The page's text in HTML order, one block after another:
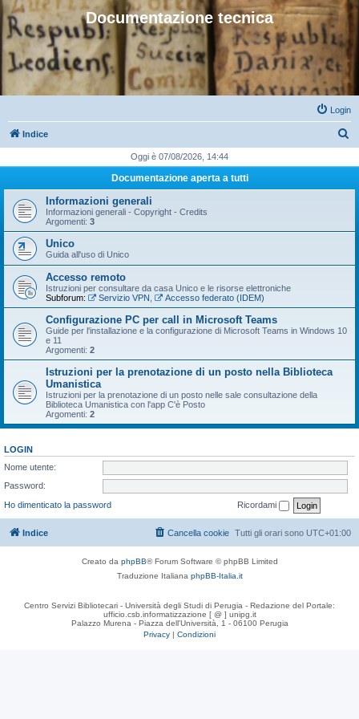
Documentazione tecnica
Login
Indice
c
Oggi è 07/08/2026, 14:44
Documentazione aperta a tutti
Informazioni generali
Informazioni generali - Copyright - Credits
Argomenti: 3
Unico
Guida all'uso di Unico
Accesso remoto
Istruzioni per consultare da casa Unico e le risorse elettroniche
Subforum:
Servizio VPN Accesso federato (IDEM)
Configurazione PC per call in Microsoft Teams
Guide per l'installazione e la configurazione di Microsoft Teams in Windows 10
e 11
Argomenti: 2
Istruzioni per la prenotazione di un posto nella Biblioteca
Umanistica
Istruzioni per la prenotazione di un posto nelle sale consultazione della
Biblioteca Umanistica con l'app C'è Posto
Argomenti: 2
LOGIN
Nome utente:
Password:
Ho dimenticato la password
Ricordami
Indice Tutti gli orari sono UTC+01:00
Cancella cookie
Creato da phpBB® Forum Software © phpBB Limited
Traduzione Italiana phpBB-Italia.it
Centro Servizi Bibliotecari - Università degli Studi di Perugia - Redazione del Portale:
ufficio.csb.informatizzazione [ @ ] unipg.it
Palazzo Murena - Piazza dell'Università, 1 - 06100 Perugia
Privacy | Condizioni